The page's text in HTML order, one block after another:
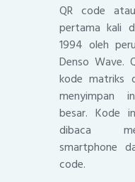
QR code
pertama kali
1994 oleh
Denso Wave.
kode matriks
menyimpan
besar. Kode
dibaca
smartphone
code.